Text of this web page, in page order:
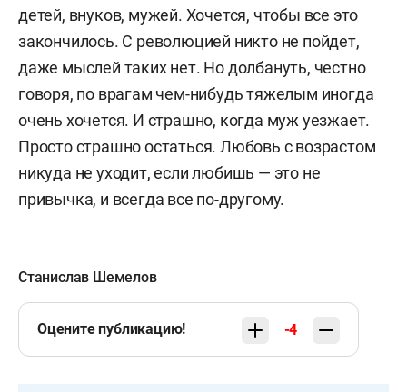
детей, внуков, мужей. Хочется, чтобы все это
закончилось. С революцией никто не пойдет,
даже мыслей таких нет. Но долбануть, честно
говоря, по врагам чем-нибудь тяжелым иногда
очень хочется. И страшно, когда муж уезжает.
Просто страшно остаться. Любовь с возрастом
никуда не уходит, если любишь — это не
привычка, и всегда все по-другому.
Станислав Шемелов
Оцените публикацию! -4